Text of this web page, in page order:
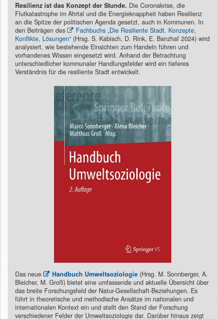
Resilienz ist das Konzept der Stunde. Die Coronakrise, die
Flutkatastrophe im Ahrtal und die Energieknappheit haben Resilienz
an die Spitze der politischen Agenda gesetzt, auch in Kommunen. In
den Beiträgen des
Fachbuchs „Die Resiliente Stadt. Konzepte,
Konflikte, Lösungen“ (Hrsg. S. Kabisch, D. Rink, E. Banzhaf 2024) wird
analysiert, wie bestehende Einsichten zum Handeln führen und
vorhandenes Wissen eingesetzt wird. Anhand der Betrachtung
unterschiedlicher kommunaler Handlungsfelder wird ein tieferes
Verständnis für die resiliente Stadt entwickelt.
Das neue Handbuch Umweltsoziologie (Hrsg. M. Sonnberger, A.
Bleicher, M. Groß) bietet eine umfassende und aktuelle Übersicht über
das breite Forschungsfeld der Natur-Gesellschaft-Beziehungen. Es
führt in theoretische und methodische Ansätze im nationalen und
internationalen Kontext ein und stellt den Stand der Forschung
verschiedener Felder der Umweltsoziologie dar. Darüber hinaus zeigt